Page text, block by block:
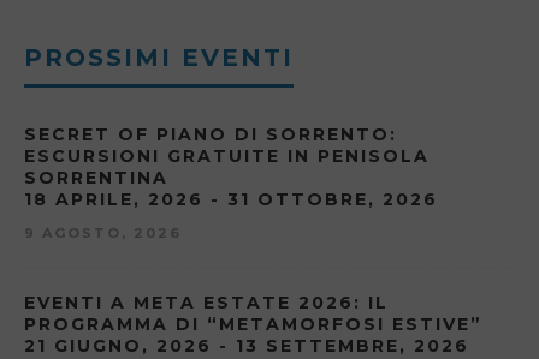
PROSSIMI EVENTI
SECRET OF PIANO DI SORRENTO:
ESCURSIONI GRATUITE IN PENISOLA
SORRENTINA
18 APRILE, 2026 - 31 OTTOBRE, 2026
9 AGOSTO, 2026
EVENTI A META ESTATE 2026: IL
PROGRAMMA DI “METAMORFOSI ESTIVE”
21 GIUGNO, 2026 - 13 SETTEMBRE, 2026